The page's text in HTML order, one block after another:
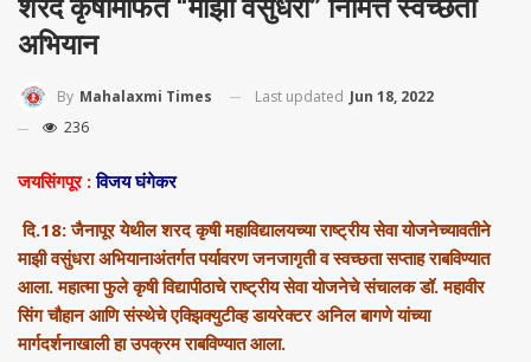
शरद कृषीमार्फत “माझी वसुंधरा” निमित्त स्वच्छता
अभियान
By Mahalaxmi Times Last updated Jun 18, 2022
236
जयसिंगपूर:विजय घंगेकर
दि.18: जैनापूर येथील शरद कृषी महाविद्यालयच्या राष्ट्रीय सेवा योजनेच्यावतीने
माझी वसुंधरा अभियानाअंतर्गत पर्यावरण जनजागृती व स्वच्छता सप्ताह राबविण्यात
आला. महात्मा फुले कृषी विद्यापीठाचे राष्ट्रीय सेवा योजनेचे संचालक डॉ. महावीर
सिंग चौहान आणि संस्थेचे एक्झिक्युटीव्ह डायरेक्टर अनिल बागणे यांच्या
मार्गदर्शनाखाली हा उपक्रम राबविण्यात आला.